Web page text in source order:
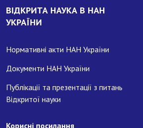
ВІДКРИТА НАУКА В НАН
УКРАЇНИ
Нормативні акти НАН України
Документи НАН України
Публікації та презентації з питань
Відкритої науки
Корисні посилання